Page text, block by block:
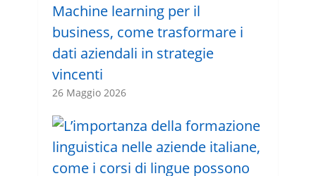
Machine learning per il
business, come trasformare i
dati aziendali in strategie
vincenti
26 Maggio 2026